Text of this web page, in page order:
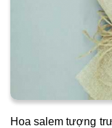
Hoa salem tượng